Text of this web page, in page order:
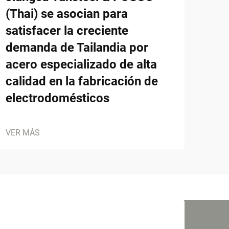
(Thai) se asocian para
satisfacer la creciente
demanda de Tailandia por
acero especializado de alta
calidad en la fabricación de
electrodomésticos
VER MÁS